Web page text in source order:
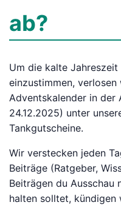
ab?
Um die kalte
einzustimmen, verlosen
Adventskalender in der
24.12.2025) unter
Tankgutscheine.
Wir verstecken jeden
Beiträge (Ratgeber,
Beiträgen du Ausschau
halten solltet, kündigen